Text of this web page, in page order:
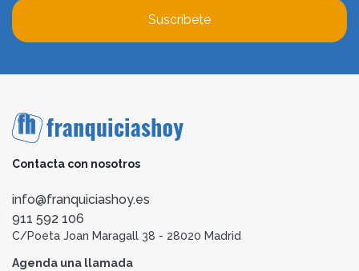
Suscríbete
Contacta con nosotros
info@franquiciashoy.es
911 592 106
C/Poeta Joan Maragall 38 - 28020 Madrid
Agenda una llamada